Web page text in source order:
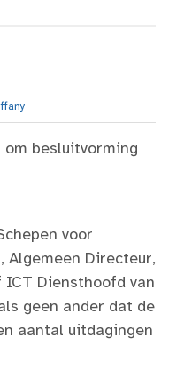
om besluitvorming
voor
Directeur,
Diensthoofd van
geen ander dat de
aantal uitdagingen